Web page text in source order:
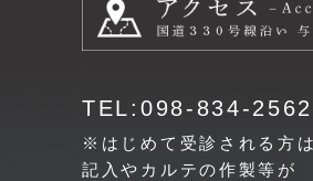
TEL:098-834-2562
※はじめて受診される方
記入やカルテの作製等が